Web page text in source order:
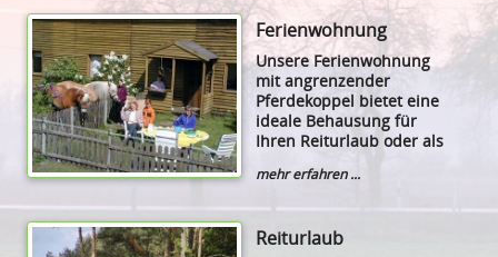
Ferienwohnung
Unsere Ferienwohnung
mit angrenzender
Pferdekoppel bietet eine
ideale Behausung für
Ihren Reiturlaub oder als
mehr erfahren ...
Reiturlaub